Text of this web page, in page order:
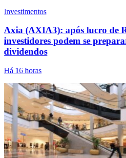
Investimentos
Axia (AXIA3): após lucro de
investidores podem se
dividendos
Há 16 horas